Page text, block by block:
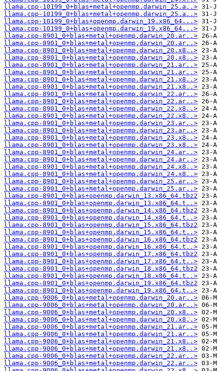
llama.cpp-10199_0+blas+metal+openmp.darwin_25.a..>
llama.cpp-10199_0+blas+metal+openmp.darwin_25.a..>
llama.cpp-10199_0+blas+openmp.darwin_19.x86_64...>
llama.cpp-10199_0+blas+openmp.darwin_19.x86_64...>
llama.cpp-8901_0+blas+metal+openmp.darwin_20.ar..>
llama.cpp-8901_0+blas+metal+openmp.darwin_20.ar..>
llama.cpp-8901_0+blas+metal+openmp.darwin_20.x8..>
llama.cpp-8901_0+blas+metal+openmp.darwin_20.x8..>
llama.cpp-8901_0+blas+metal+openmp.darwin_21.ar..>
llama.cpp-8901_0+blas+metal+openmp.darwin_21.ar..>
llama.cpp-8901_0+blas+metal+openmp.darwin_21.x8..>
llama.cpp-8901_0+blas+metal+openmp.darwin_21.x8..>
llama.cpp-8901_0+blas+metal+openmp.darwin_22.ar..>
llama.cpp-8901_0+blas+metal+openmp.darwin_22.ar..>
llama.cpp-8901_0+blas+metal+openmp.darwin_22.x8..>
llama.cpp-8901_0+blas+metal+openmp.darwin_22.x8..>
llama.cpp-8901_0+blas+metal+openmp.darwin_23.ar..>
llama.cpp-8901_0+blas+metal+openmp.darwin_23.ar..>
llama.cpp-8901_0+blas+metal+openmp.darwin_23.x8..>
llama.cpp-8901_0+blas+metal+openmp.darwin_23.x8..>
llama.cpp-8901_0+blas+metal+openmp.darwin_24.ar..>
llama.cpp-8901_0+blas+metal+openmp.darwin_24.ar..>
llama.cpp-8901_0+blas+metal+openmp.darwin_24.x8..>
llama.cpp-8901_0+blas+metal+openmp.darwin_24.x8..>
llama.cpp-8901_0+blas+metal+openmp.darwin_25.ar..>
llama.cpp-8901_0+blas+metal+openmp.darwin_25.ar..>
llama.cpp-8901_0+blas+openmp.darwin_13.x86_64.tbz2
llama.cpp-8901_0+blas+openmp.darwin_13.x86_64.t..>
llama.cpp-8901_0+blas+openmp.darwin_14.x86_64.tbz2
llama.cpp-8901_0+blas+openmp.darwin_14.x86_64.t..>
llama.cpp-8901_0+blas+openmp.darwin_15.x86_64.tbz2
llama.cpp-8901_0+blas+openmp.darwin_15.x86_64.t..>
llama.cpp-8901_0+blas+openmp.darwin_16.x86_64.tbz2
llama.cpp-8901_0+blas+openmp.darwin_16.x86_64.t..>
llama.cpp-8901_0+blas+openmp.darwin_17.x86_64.tbz2
llama.cpp-8901_0+blas+openmp.darwin_17.x86_64.t..>
llama.cpp-8901_0+blas+openmp.darwin_18.x86_64.tbz2
llama.cpp-8901_0+blas+openmp.darwin_18.x86_64.t..>
llama.cpp-8901_0+blas+openmp.darwin_19.x86_64.tbz2
llama.cpp-8901_0+blas+openmp.darwin_19.x86_64.t..>
llama.cpp-9006_0+blas+metal+openmp.darwin_20.ar..>
llama.cpp-9006_0+blas+metal+openmp.darwin_20.ar..>
llama.cpp-9006_0+blas+metal+openmp.darwin_20.x8..>
llama.cpp-9006_0+blas+metal+openmp.darwin_20.x8..>
llama.cpp-9006_0+blas+metal+openmp.darwin_21.ar..>
llama.cpp-9006_0+blas+metal+openmp.darwin_21.ar..>
llama.cpp-9006_0+blas+metal+openmp.darwin_21.x8..>
llama.cpp-9006_0+blas+metal+openmp.darwin_21.x8..>
llama.cpp-9006_0+blas+metal+openmp.darwin_22.ar..>
llama.cpp-9006_0+blas+metal+openmp.darwin_22.ar..>